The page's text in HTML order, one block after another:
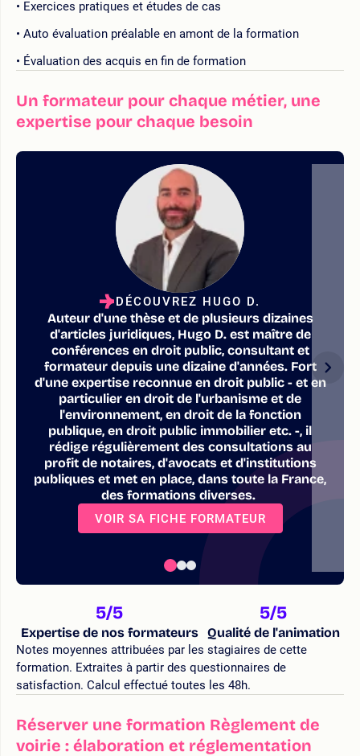
Exercices pratiques et études de cas
Auto évaluation préalable en amont de la formation
Évaluation des acquis en fin de formation
Un formateur pour chaque métier, une
expertise pour chaque besoin
DÉCOUVREZ HUGO D.
Auteur d'une thèse et de plusieurs dizaines
d'articles juridiques, Hugo D. est maître de
conférences en droit public, consultant et
formateur depuis une dizaine d'années. Fort
d'une expertise reconnue en droit public - et en
particulier en droit de l'urbanisme et de
l'environnement, en droit de la fonction
publique, en droit public immobilier etc. -, il
rédige régulièrement des consultations au
profit de notaires, d'avocats et d'institutions
publiques et met en place, dans toute la France,
des formations diverses.
VOIR SA FICHE FORMATEUR
5/5
Expertise de nos formateurs
5/5
Qualité de l'animation
Notes moyennes attribuées par les stagiaires de cette
formation. Extraites à partir des questionnaires de
satisfaction. Calcul effectué toutes les 48h.
Réserver une formation Règlement de
voirie : élaboration et réglementation